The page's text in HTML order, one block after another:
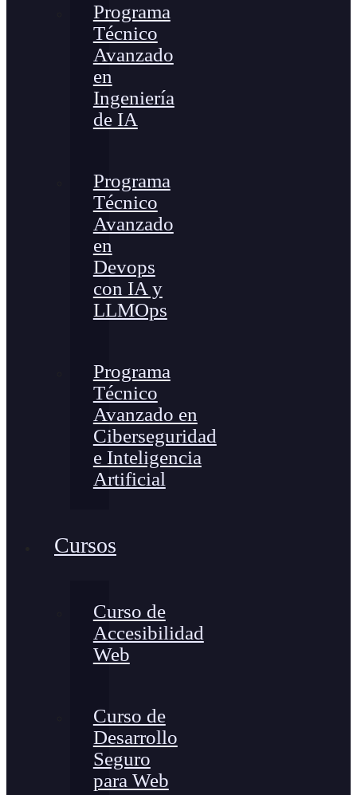
Programa
Técnico
Avanzado
en
Ingeniería
de IA
Programa
Técnico
Avanzado
en
Devops
con IA y
LLMOps
Programa
Técnico
Avanzado en
Ciberseguridad
e Inteligencia
Artificial
Cursos
Curso de
Accesibilidad
Web
Curso de
Desarrollo
Seguro
para Web